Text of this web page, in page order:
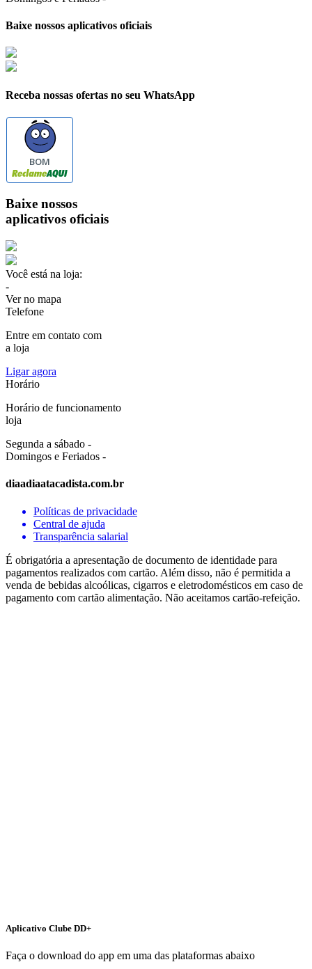
Baixe nossos aplicativos oficiais
Receba nossas ofertas no seu WhatsApp
BOM
Baixe nossos
aplicativos oficiais
Você está na loja:
-
Ver no mapa
Telefone
Entre em contato com
a loja
Ligar agora
Horário
Horário de funcionamento
loja
Segunda a sábado -
Domingos e Feriados -
diaadiaatacadista.com.br
Políticas de privacidade
Central de ajuda
Transparência salarial
É obrigatória a apresentação de documento de identidade para
pagamentos realizados com cartão. Além disso, não é permitida a
venda de bebidas alcoólicas, cigarros e eletrodomésticos em caso de
pagamento com cartão alimentação. Não aceitamos cartão-refeição.
Aplicativo Clube DD+
Faça o download do app em uma das plataformas abaixo